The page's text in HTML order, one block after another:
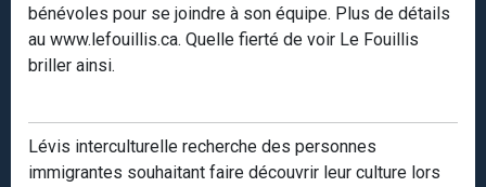
bénévoles pour se joindre à son équipe. Plus de détails
au www.lefouillis.ca. Quelle fierté de voir Le Fouillis
briller ainsi.
Lévis interculturelle recherche des personnes
immigrantes souhaitant faire découvrir leur culture lors